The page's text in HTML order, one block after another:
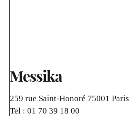
Messika
259 rue Saint-Honoré 75001 Paris
Tel : 01 70 39 18 00